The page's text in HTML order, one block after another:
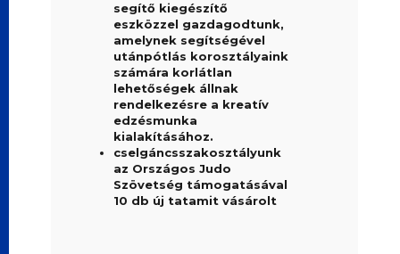
segítő kiegészítő
eszközzel gazdagodtunk,
amelynek segítségével
utánpótlás korosztályaink
számára korlátlan
lehetőségek állnak
rendelkezésre a kreatív
edzésmunka
kialakításához.
cselgáncsszakosztályunk
az Országos Judo
Szövetség támogatásával
10 db új tatamit vásárolt